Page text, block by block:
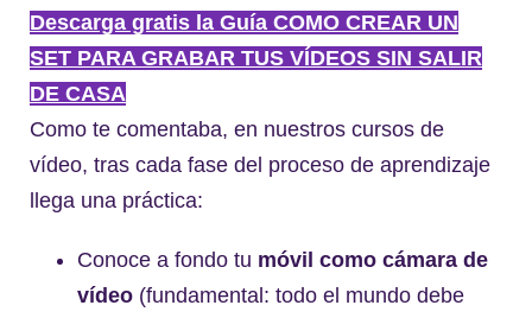
Descarga gratis la Guía COMO CREAR UN
SET PARA GRABAR TUS VÍDEOS SIN SALIR
DE CASA
Como te comentaba, en nuestros cursos de
vídeo, tras cada fase del proceso de aprendizaje
llega una práctica:
Conoce a fondo tu móvil como cámara de
vídeo (fundamental: todo el mundo debe